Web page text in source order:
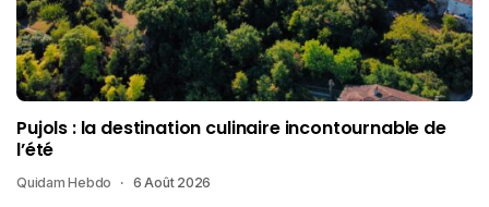
Pujols : la destination culinaire incontournable de
l’été
Quidam Hebdo 6 Août 2026